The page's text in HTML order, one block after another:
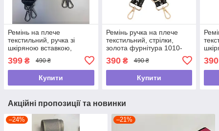
Ремінь на плече
текстильний, ручка зі
шкіряною вставкою,
Чорний
399 ₴ 490 ₴
Купити
Ремінь ручка на плече
текстильний, стрілки,
золота фурнітура 1010-
390₴ 490 ₴
Купити
390
Акційні пропозиції та новинки
–24% –21%